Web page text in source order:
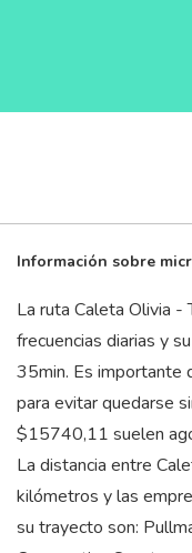
Información sobre
La ruta Caleta Olivia -
frecuencias diarias y
35min. Es importante
para evitar quedarse
$15740,11 suelen
La distancia entre
kilómetros y las
su trayecto son: